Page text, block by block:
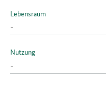
Lebensraum
Nutzung